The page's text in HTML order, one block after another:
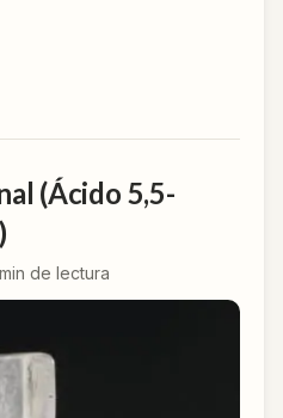
(Ácido 5,5-
min de lectura